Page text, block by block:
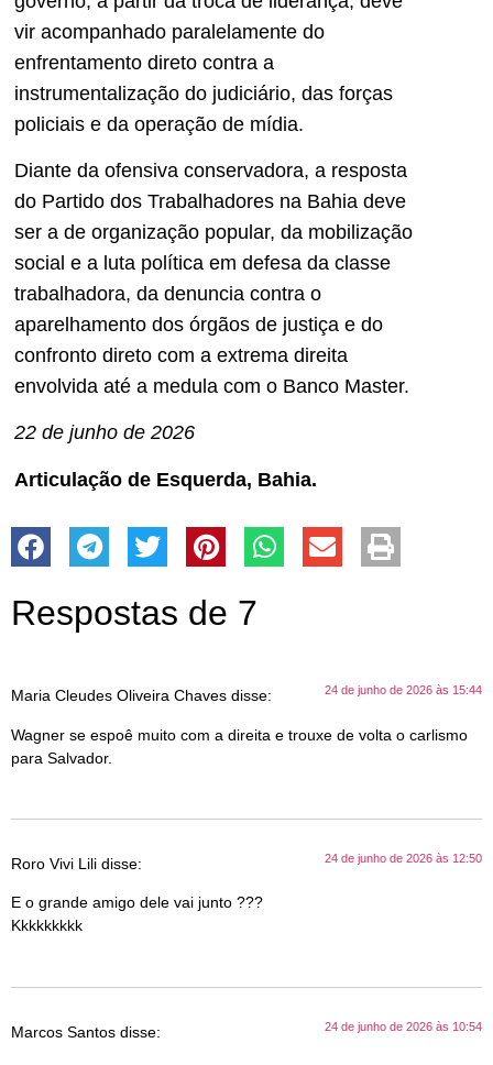
vir acompanhado paralelamente do
enfrentamento direto contra a
instrumentalização do judiciário, das forças
policiais e da operação de mídia.
Diante da ofensiva conservadora, a resposta
do Partido dos Trabalhadores na Bahia deve
ser a de organização popular, da mobilização
social e a luta política em defesa da classe
trabalhadora, da denuncia contra o
aparelhamento dos órgãos de justiça e do
confronto direto com a extrema direita
envolvida até a medula com o Banco Master.
22 de junho de 2026
Articulação de Esquerda, Bahia.
Respostas de 7
Maria Cleudes Oliveira Chaves disse: 24 de junho de 2026 às 15:44
Wagner se espoê muito com a direita e trouxe de volta o carlismo
para Salvador.
Roro Vivi Lili disse: 24 de junho de 2026 às 12:50
E o grande amigo dele vai junto ???
Kkkkkkkkk
Marcos Santos disse: 24 de junho de 2026 às 10:54